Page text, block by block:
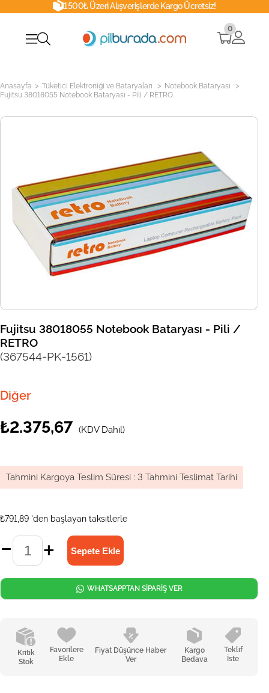
1500₺ Üzeri Alışverişlerde Kargo Ücretsiz!
0
Anasayfa > Tüketici Elektroniği ve Bataryaları > Notebook Bataryası >
Fujitsu 38018055 Notebook Bataryası - Pili / RETRO
Fujitsu 38018055 Notebook Bataryası - Pili /
RETRO
(367544-PK-1561)
Diğer
₺2.375,67 (KDV Dahil)
Tahmini Kargoya Teslim Süresi : 3 Tahmini Teslimat Tarihi
₺791,89 'den başlayan taksitlerle
Kritik
Stok
Favorilere
Ekle
Fiyat Düşünce Haber
Ver
Kargo
Bedava
Teklif
İste
WHATSAPPTAN SİPARİŞ VER